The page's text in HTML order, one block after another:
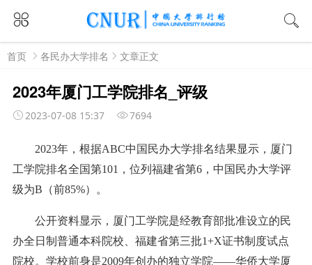
首页 各民办大学排名 文章正文
2023年厦门工学院排名_评级
2023-07-08 15:37 7694
2023年，根据ABC中国民办大学排名结果显示，厦门
工学院排名全国第101，位列福建省第6，中国民办大学评
级为B（前85%）。
公开资料显示，厦门工学院是经教育部批准设立的民
办全日制普通本科院校、福建省第三批1+X证书制度试点
院校。学校前身是2009年创办的独立学院——华侨大学厦